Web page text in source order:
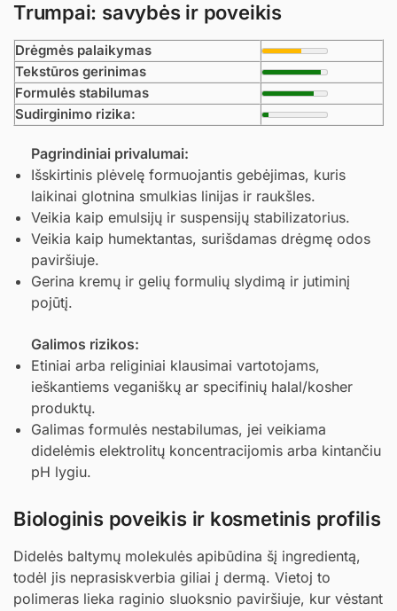
Trumpai: savybės ir poveikis
Drėgmės palaikymas
Tekstūros gerinimas
Formulės stabilumas
Sudirginimo rizika:
Pagrindiniai privalumai:
Išskirtinis plėvelę formuojantis gebėjimas, kuris
laikinai glotnina smulkias linijas ir raukšles.
Veikia kaip emulsijų ir suspensijų stabilizatorius.
Veikia kaip humektantas, surišdamas drėgmę odos
paviršiuje.
Gerina kremų ir gelių formulių slydimą ir jutiminį
pojūtį.
Galimos rizikos:
Etiniai arba religiniai klausimai vartotojams,
ieškantiems veganiškų ar specifinių halal/kosher
produktų.
Galimas formulės nestabilumas, jei veikiama
didelėmis elektrolitų koncentracijomis arba kintančiu
pH lygiu.
Biologinis poveikis ir kosmetinis profilis
Didelės baltymų molekulės apibūdina šį ingredientą,
todėl jis neprasiskverbia giliai į dermą. Vietoj to
polimeras lieka raginio sluoksnio paviršiuje, kur vėstant